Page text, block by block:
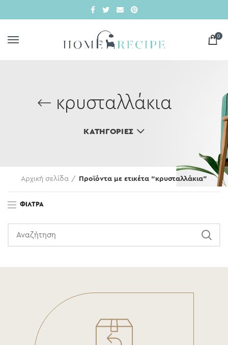
0
κρυσταλλάκια
ΚΑΤΗΓΟΡΊΕΣ
Αρχική σελίδα Προϊόντα με ετικέτα “κρυσταλλάκια”
ΦΊΛΤΡΑ